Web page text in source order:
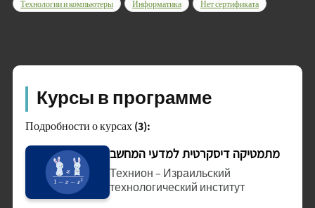
Технологии и компьютеры
Информатика Нет сертификата
Курсы в программе
Подробности о курсах (3):
מתמטיקה דיסקרטית למדעי המחשב
Технион – Израильский
технологический институт